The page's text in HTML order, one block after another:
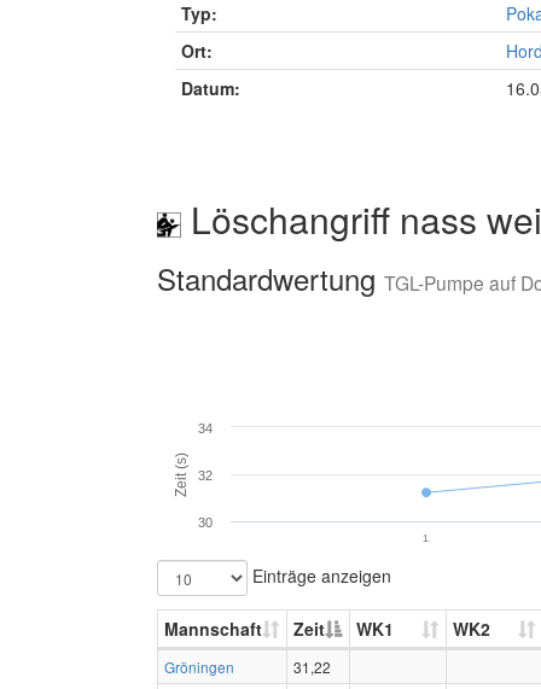
Typ:
Ort:
Datum:
Löschangriff nass
Standardwertung TGL-Pumpe auf
Zeit (s)
1.
30
32
34
Einträge anzeigen
Mannschaft Zeit WK1 WK2
Gröningen
31,22